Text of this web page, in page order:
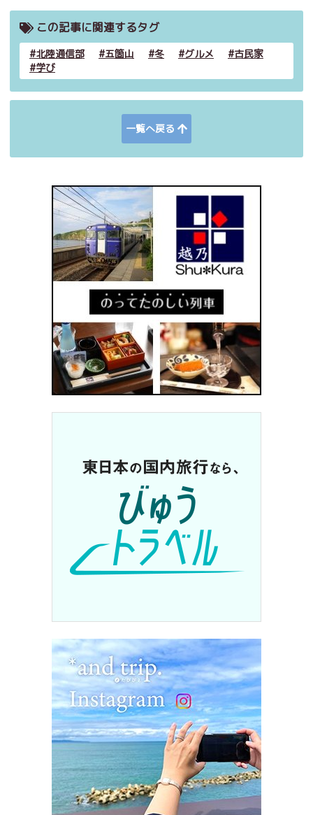
この記事に関連するタグ
北陸通信部 五箇山 冬 グルメ
古民家
学び
一覧へ戻る